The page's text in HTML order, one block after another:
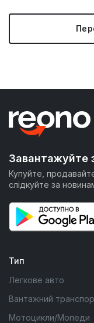
Завантажуйте
Купуйте,
слідкуйте за
Тип
Легкове авто
Вантажний
Мотоцикли/Мопеди